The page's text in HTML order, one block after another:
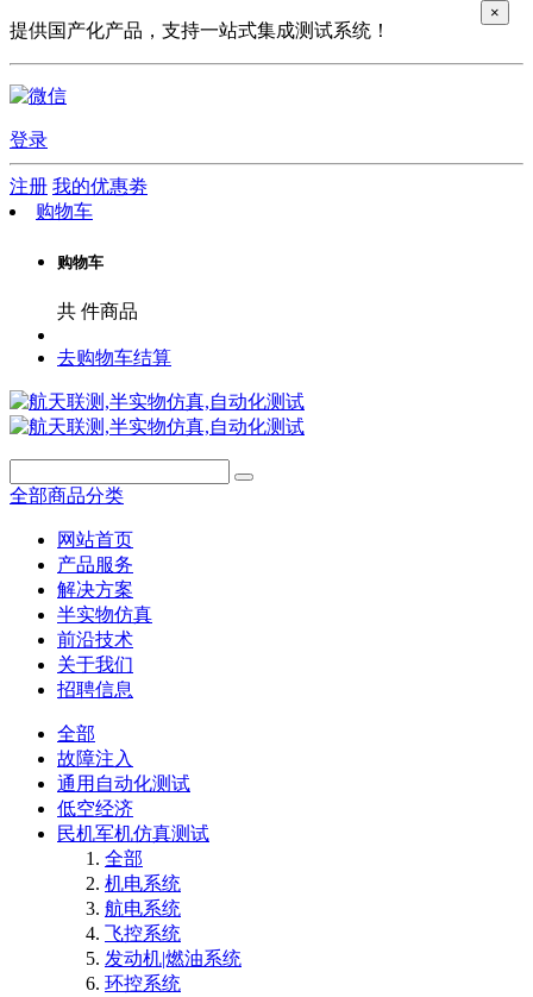
提供国产化产品，支持一站式集成测试系统！
登录
注册 我的优惠劵
购物车
购物车
共 件商品
去购物车结算
全部商品分类
网站首页
产品服务
解决方案
半实物仿真
前沿技术
关于我们
招聘信息
全部
故障注入
通用自动化测试
低空经济
民机军机仿真测试
全部
机电系统
航电系统
飞控系统
发动机|燃油系统
环控系统
×